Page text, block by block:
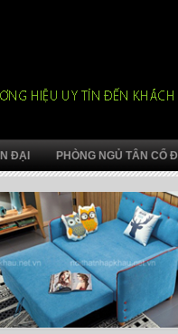
ĐẠI PHÒNG NGỦ TÂN CỔ